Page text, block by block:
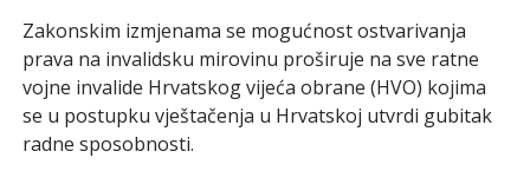
Zakonskim izmjenama se mogućnost ostvarivanja
prava na invalidsku mirovinu proširuje na sve ratne
vojne invalide Hrvatskog vijeća obrane (HVO) kojima
se u postupku vještačenja u Hrvatskoj utvrdi gubitak
radne sposobnosti.